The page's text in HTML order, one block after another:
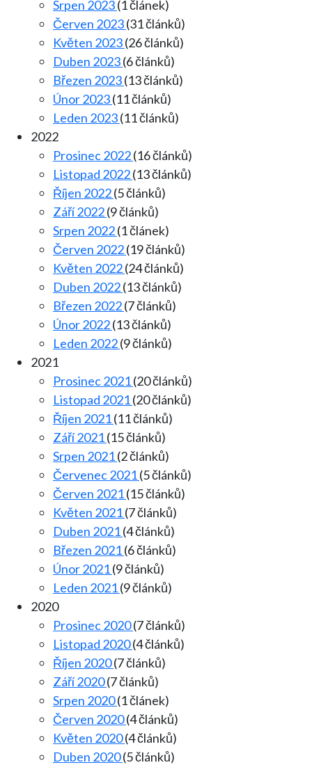
Srpen 2023(1 článek)
Červen 2023(31 článků)
Květen 2023(26 článků)
Duben 2023(6 článků)
Březen 2023(13 článků)
Únor 2023(11 článků)
Leden 2023(11 článků)
2022
Prosinec 2022(16 článků)
Listopad 2022(13 článků)
Říjen 2022(5 článků)
Září 2022(9 článků)
Srpen 2022(1 článek)
Červen 2022(19 článků)
Květen 2022(24 článků)
Duben 2022(13 článků)
Březen 2022(7 článků)
Únor 2022(13 článků)
Leden 2022(9 článků)
2021
Prosinec 2021(20 článků)
Listopad 2021(20 článků)
Říjen 2021(11 článků)
Září 2021(15 článků)
Srpen 2021(2 článků)
Červenec 2021(5 článků)
Červen 2021(15 článků)
Květen 2021(7 článků)
Duben 2021(4 článků)
Březen 2021(6 článků)
Únor 2021(9 článků)
Leden 2021(9 článků)
2020
Prosinec 2020(7 článků)
Listopad 2020(4 článků)
Říjen 2020(7 článků)
Září 2020(7 článků)
Srpen 2020(1 článek)
Červen 2020(4 článků)
Květen 2020(4 článků)
Duben 2020(5 článků)